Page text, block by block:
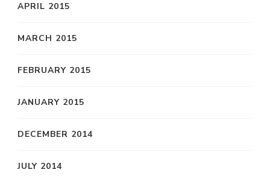
APRIL 2015
MARCH 2015
FEBRUARY 2015
JANUARY 2015
DECEMBER 2014
JULY 2014